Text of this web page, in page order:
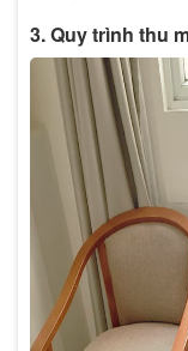
3. Quy trình thu